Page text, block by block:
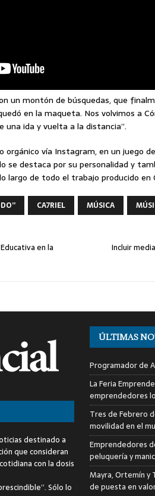
un montón de búsquedas, que
en la maqueta. Nos volvimos a
ida y vuelta a la distancia”.
orgánico vía Instagram, en un juego
destaca por su personalidad y
largo de todo el trabajo producido en
CA7RIEL MÚSICA
en la
Incluir
destinado a
que consideran
con la dosis
Sólo lo
ÚLTIMAS
Programador de
La Feria
emprendedores
Tres de Febrero
movilidad en el
Emprendedores
peluquería y
Mayra, Ortemín y
de puesta en